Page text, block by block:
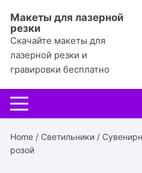
содержимому
Макеты для лазерной
резки
Скачайте макеты для
лазерной резки и
гравировки бесплатно
Home / Светильники /
розой